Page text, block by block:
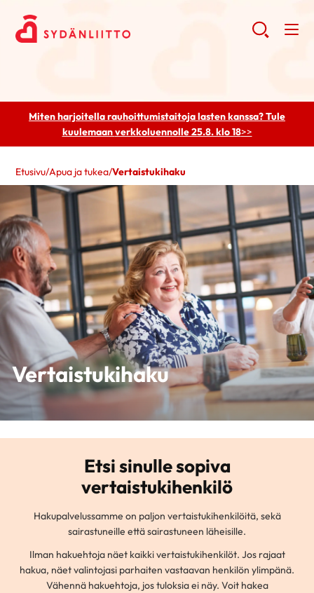
Miten harjoitella rauhoittumistaitoja lasten kanssa? Tule
kuulemaanverkkoluennolle 25.8. klo 18>>
Etusivu/Apua ja tukea/Vertaistukihaku
Vertaistukihaku
Etsi sinulle sopiva
vertaistukihenkilö
Hakupalvelussamme on paljon vertaistukihenkilöitä, sekä
sairastuneille että sairastuneen läheisille.
Ilman hakuehtoja näet kaikki vertaistukihenkilöt. Jos rajaat
hakua, näet valintojasi parhaiten vastaavan henkilön ylimpänä.
Vähennä hakuehtoja, jos tuloksia ei näy. Voit hakea